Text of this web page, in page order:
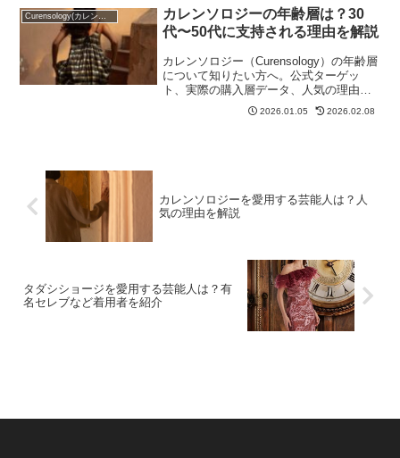
Curensology(カレンソロジー)
カレンソロジーの年齢層は？30
代〜50代に支持される理由を解説
カレンソロジー（Curensology）の年齢層
について知りたい方へ。公式ターゲッ
ト、実際の購入層データ、人気の理由、
購入チャネルをまとめました。
2026.01.05 2026.02.08
カレンソロジーを愛用する芸能人は？人
気の理由を解説
タダシショージを愛用する芸能人は？有
名セレブなど着用者を紹介